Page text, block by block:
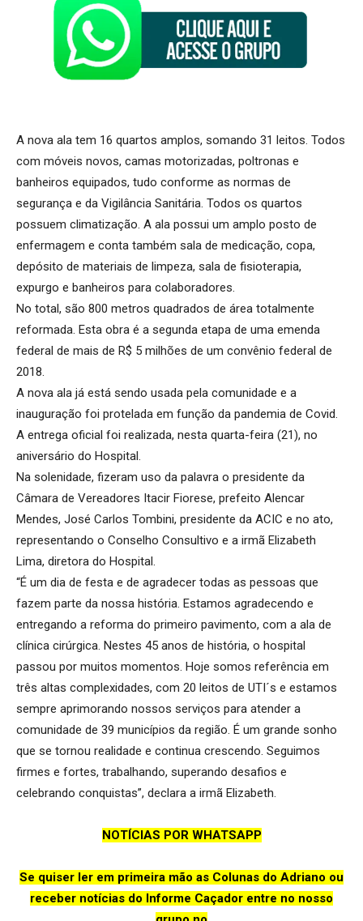
A nova ala tem 16 quartos amplos, somando 31 leitos. Todos
com móveis novos, camas motorizadas, poltronas e
banheiros equipados, tudo conforme as normas de
segurança e da Vigilância Sanitária. Todos os quartos
possuem climatização. A ala possui um amplo posto de
enfermagem e conta também sala de medicação, copa,
depósito de materiais de limpeza, sala de fisioterapia,
expurgo e banheiros para colaboradores.
No total, são 800 metros quadrados de área totalmente
reformada. Esta obra é a segunda etapa de uma emenda
federal de mais de R$ 5 milhões de um convênio federal de
2018.
A nova ala já está sendo usada pela comunidade e a
inauguração foi protelada em função da pandemia de Covid.
A entrega oficial foi realizada, nesta quarta-feira (21), no
aniversário do Hospital.
Na solenidade, fizeram uso da palavra o presidente da
Câmara de Vereadores Itacir Fiorese, prefeito Alencar
Mendes, José Carlos Tombini, presidente da ACIC e no ato,
representando o Conselho Consultivo e a irmã Elizabeth
Lima, diretora do Hospital.
“É um dia de festa e de agradecer todas as pessoas que
fazem parte da nossa história. Estamos agradecendo e
entregando a reforma do primeiro pavimento, com a ala de
clínica cirúrgica. Nestes 45 anos de história, o hospital
passou por muitos momentos. Hoje somos referência em
três altas complexidades, com 20 leitos de UTI´s e estamos
sempre aprimorando nossos serviços para atender a
comunidade de 39 municípios da região. É um grande sonho
que se tornou realidade e continua crescendo. Seguimos
firmes e fortes, trabalhando, superando desafios e
celebrando conquistas”, declara a irmã Elizabeth.
NOTÍCIAS POR WHATSAPP
Se quiser ler em primeira mão as Colunas do Adriano ou
receber notícias do Informe Caçador entre no nosso